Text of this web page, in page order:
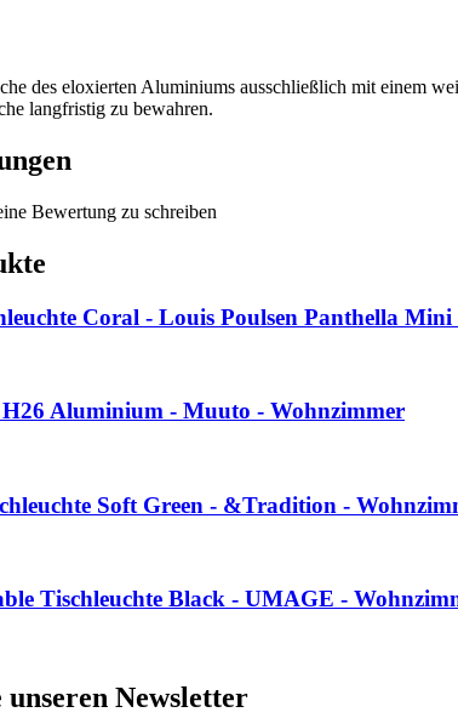
des eloxierten Aluminiums ausschließlich mit einem
langfristig zu bewahren.
Bewertung zu schreiben
Coral - Louis Poulsen Panthella
H26 Aluminium - Muuto - Wohnzimmer
Soft Green - &Tradition -
Tischleuchte Black - UMAGE -
Newsletter